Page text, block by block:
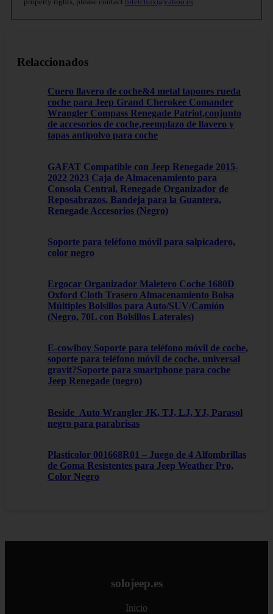
Relaccionados
Cuero llavero de coche&4 metal tapones rueda
coche para Jeep Grand Cherokee Comander
Wrangler Compass Renegade Patriot,conjunto
de accesorios de coche,reemplazo de llavero y
tapas antipolvo para coche
GAFAT Compatible con Jeep Renegade 2015-
2022 2023 Caja de Almacenamiento para
Consola Central, Renegade Organizador de
Reposabrazos, Bandeja para la Guantera,
Renegade Accesorios (Negro)
Soporte para teléfono móvil para salpicadero,
color negro
Ergocar Organizador Maletero Coche 1680D
Oxford Cloth Trasero Almacenamiento Bolsa
Múltiples Bolsillos para Auto/SUV/Camión
(Negro, 70L con Bolsillos Laterales)
E-cowlboy Soporte para teléfono móvil de coche,
soporte para teléfono móvil de coche, universal
gravit?Soporte para smartphone para coche
Jeep Renegade (negro)
Beside_Auto Wrangler JK, TJ, LJ, YJ, Parasol
negro para parabrisas
Plasticolor 001668R01 – Juego de 4 Alfombrillas
de Goma Resistentes para Jeep Weather Pro,
Color Negro
solojeep.es
Inicio